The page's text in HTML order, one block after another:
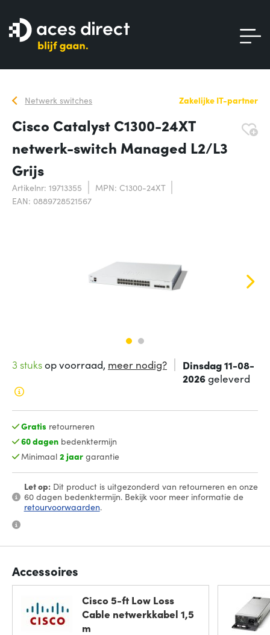
Netwerk switches Zakelijke IT-partner
Cisco Catalyst C1300-24XT
netwerk-switch Managed L2/L3
Grijs
Artikelnr: 19713355
MPN: C1300-24XT
EAN: 0889728521567
3 stuksop voorraad, meer nodig?
Dinsdag 11-08-
2026geleverd
Gratis retourneren
60 dagenbedenktermijn
Minimaal 2 jaargarantie
Let op:Dit product is uitgezonderd van retourneren en onze
60 dagen bedenktermijn. Bekijk voor meer informatie de
retourvoorwaarden.
Accessoires
Cisco 5-ft Low Loss
Cable netwerkkabel 1,5
m